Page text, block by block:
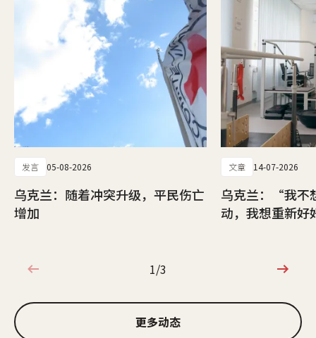
发言 05-08-2026
乌克兰：随着冲突升级，平民伤亡
增加
文章 14-07-2026
乌克兰：“我不
动，我想重新
1/3
1/3
更多动态